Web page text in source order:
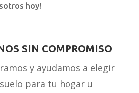
hoy!
SIN COMPROMISO
y ayudamos a elegir
para tu hogar u